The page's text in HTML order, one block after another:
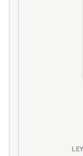
Mulher.
síntese
Mundo.
função do
O Ser e o